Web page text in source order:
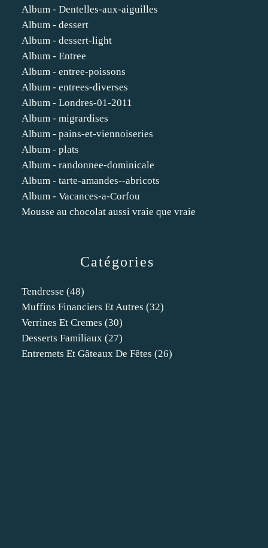
Catégories
Tendresse (48)
Muffins Financiers Et Autres (32)
Verrines Et Cremes (30)
Desserts Familiaux (27)
Entremets Et Gâteaux De Fêtes (26)
Album - Dentelles-aux-aiguilles
Album - dessert
Album - dessert-light
Album - Entree
Album - entree-poissons
Album - entrees-diverses
Album - Londres-01-2011
Album - migrardises
Album - pains-et-viennoiseries
Album - plats
Album - randonnee-dominicale
Album - tarte-amandes--abricots
Album - Vacances-a-Corfou
Mousse au chocolat aussi vraie que vraie